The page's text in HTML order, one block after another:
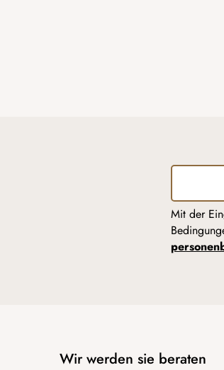
Mit der
Wir werden sie beraten